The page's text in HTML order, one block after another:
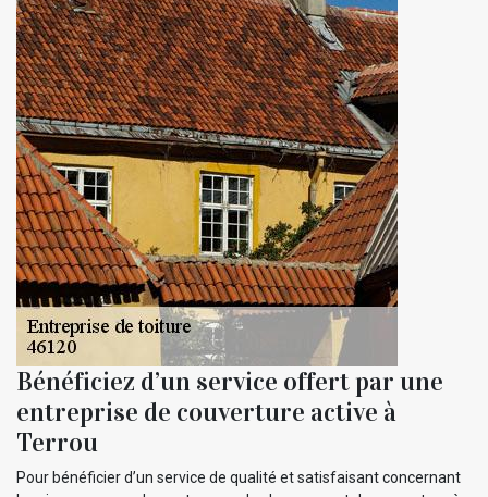
Bénéficiez d’un service offert par une
entreprise de couverture active à
Terrou
Pour bénéficier d’un service de qualité et satisfaisant concernant